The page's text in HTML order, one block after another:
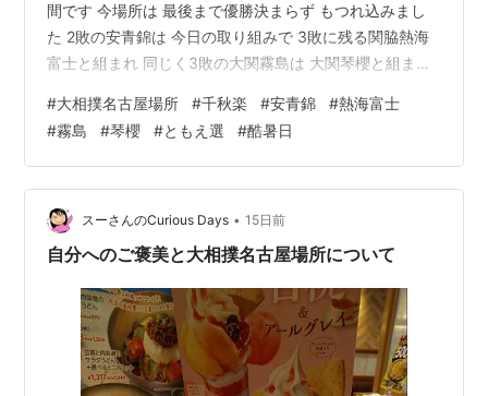
間です 今場所は 最後まで優勝決まらず もつれ込みまし
た 2敗の安青錦は 今日の取り組みで 3敗に残る関脇熱海
富士と組まれ 同じく3敗の大関霧島は 大関琴櫻と組まれ
勝ち星を進めていますので かなり強敵と思われます 本割
で安青錦が落とすと ともえ戦になる可能性も出てきます
優勝の行方が 楽しみな千秋楽となりました 今年は40℃
越えの 酷暑日を連発していた名古屋ですが 大相撲も熱い
熱戦が繰り広げられていて 面白いです ランキング参加中
推…
#大相撲名古屋場所 #千秋楽 #安青錦 #熱海富士
#霧島 #琴櫻 #ともえ選 #酷暑日
スーさんのCurious Days • 15日前
自分へのご褒美と大相撲名古屋場所について